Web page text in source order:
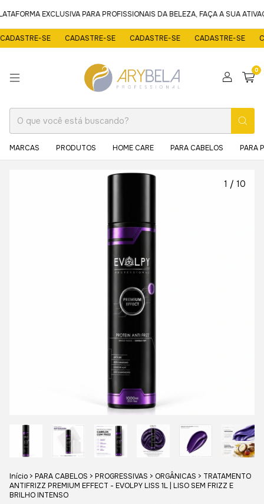
EXCLUSIVA PARA PROFISSIONAIS DA BELEZA, FAÇA A SUA
SE CADASTRE-SE CADASTRE-SE CADASTRE-SE
0
MARCAS PRODUTOS HOME CARE PARA CABELOS PARA
1 / 10
Início > PARA CABELOS > PROGRESSIVAS > ORGÂNICAS > TRATAMENTO
ANTIFRIZZ PREMIUM EFFECT - EVOLPY LISS 1L | LISO SEM FRIZZ E
BRILHO INTENSO